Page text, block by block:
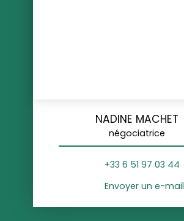
NADINE MACHET
négociatrice
+33 6 51 97 03 44
Envoyer un e-mail